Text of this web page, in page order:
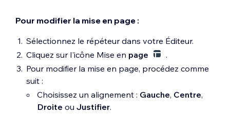
Pour modifier la mise en page :
Sélectionnez le répéteur dans votre Éditeur.
Cliquez sur l'icône Mise en page
.
Pour modifier la mise en page, procédez comme
suit :
Choisissez un alignement : Gauche, Centre,
Droite ou Justifier.